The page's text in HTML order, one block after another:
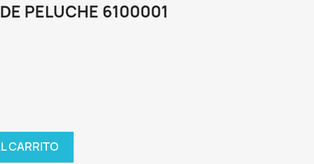
PELUCHE 6100001
CARRITO